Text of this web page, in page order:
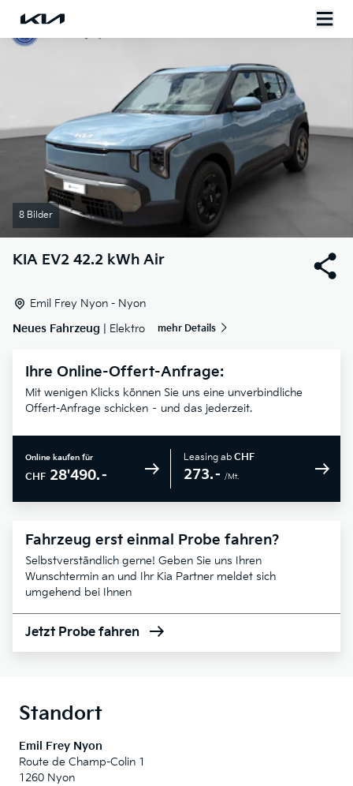
8 Bilder
KIA EV2 42.2 kWh Air
Emil Frey Nyon - Nyon
Neues Fahrzeug | Elektro mehr Details
Ihre Online-Offert-Anfrage:
Mit wenigen Klicks können Sie uns eine unverbindliche
Offert-Anfrage schicken – und das jederzeit.
Online kaufen für
CHF 28'490.–
Leasing ab CHF
273.– /Mt.
Fahrzeug erst einmal Probe fahren?
Selbstverständlich gerne! Geben Sie uns Ihren
Wunschtermin an und Ihr Kia Partner meldet sich
umgehend bei Ihnen
Jetzt Probe fahren
Standort
Emil Frey Nyon
Route de Champ-Colin 1
1260 Nyon